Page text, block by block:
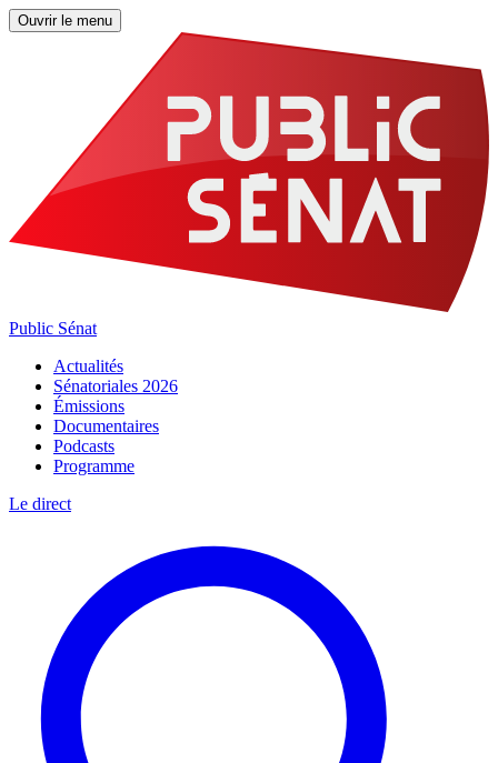
Ouvrir le menu
Public Sénat
Actualités
Sénatoriales 2026
Émissions
Documentaires
Podcasts
Programme
Le direct